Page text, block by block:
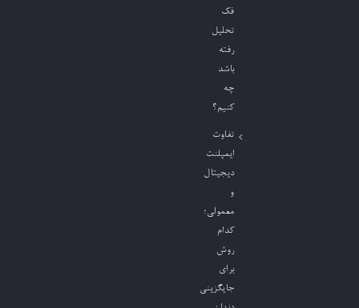
فک
تحلیل
رفته
باشد
چه
کنیم؟
تفاوت
ایمپلنت
دیجیتال
و
معمولی؛
کدام
روش
برای
جایگزینی